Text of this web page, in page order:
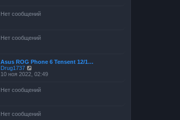
е
м
о
б
щ
и
п
е
е
м
у
с
о
н
Нет сообщений
Нет сообщений
Asus ROG Phone 6 Tensent 12/1…
Drug1737
е
й
п
10 ноя 2022, 02:49
Нет сообщений
Нет сообщений